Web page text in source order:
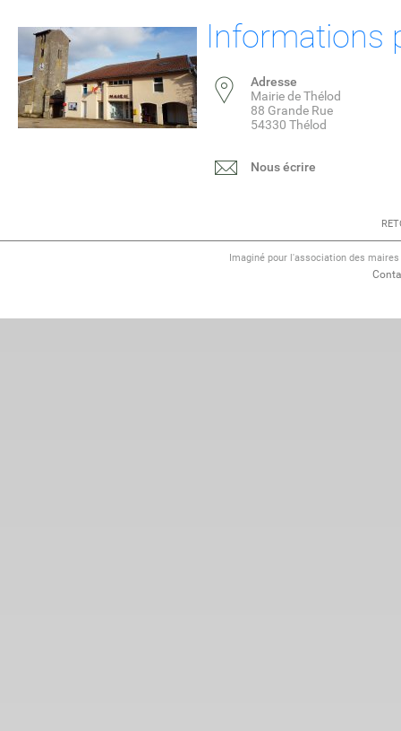
Informations
Adresse
Mairie de Thélod
88 Grande Rue
54330 Thélod
Nous écrire
Imaginé pour l'association des